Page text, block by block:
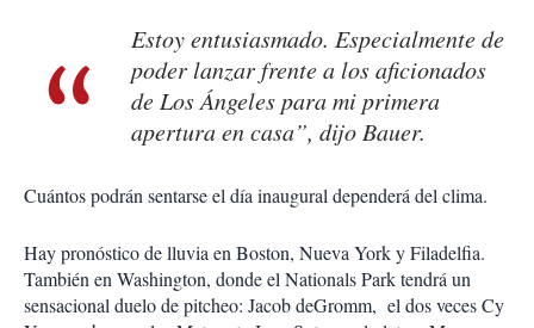
Estoy entusiasmado. Especialmente de
poder lanzar frente a los aficionados
de Los Ángeles para mi primera
apertura en casa”, dijo Bauer.
Cuántos podrán sentarse el día inaugural dependerá del clima.
Hay pronóstico de lluvia en Boston, Nueva York y Filadelfia.
También en Washington, donde el Nationals Park tendrá un
sensacional duelo de pitcheo: Jacob deGromm, el dos veces Cy